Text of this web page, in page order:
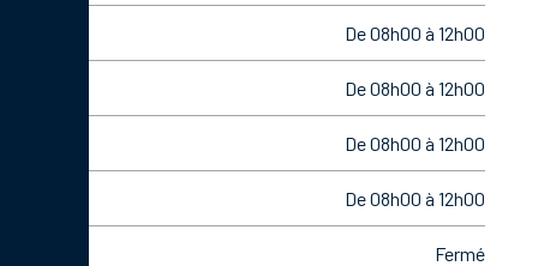
De 08h00 à 12h00
De 08h00 à 12h00
De 08h00 à 12h00
De 08h00 à 12h00
Fermé